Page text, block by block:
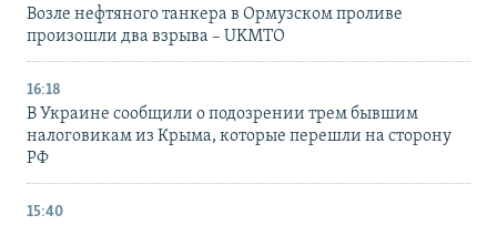
Возле нефтяного танкера в Ормузском проливе
произошли два взрыва – UKMTO
16:18
В Украине сообщили о подозрении трем бывшим
налоговикам из Крыма, которые перешли на сторону
РФ
15:40